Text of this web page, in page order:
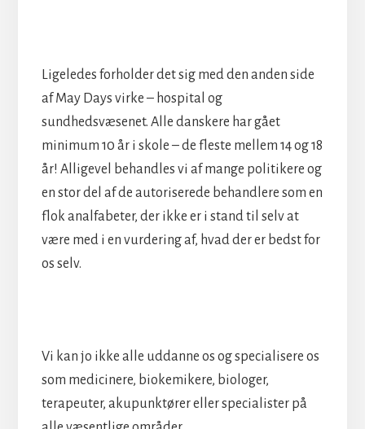
Ligeledes forholder det sig med den anden side
af May Days virke – hospital og
sundhedsvæsenet. Alle danskere har gået
minimum 10 år i skole – de fleste mellem 14 og 18
år! Alligevel behandles vi af mange politikere og
en stor del af de autoriserede behandlere som en
flok analfabeter, der ikke er i stand til selv at
være med i en vurdering af, hvad der er bedst for
os selv.
Vi kan jo ikke alle uddanne os og specialisere os
som medicinere, biokemikere, biologer,
terapeuter, akupunktører eller specialister på